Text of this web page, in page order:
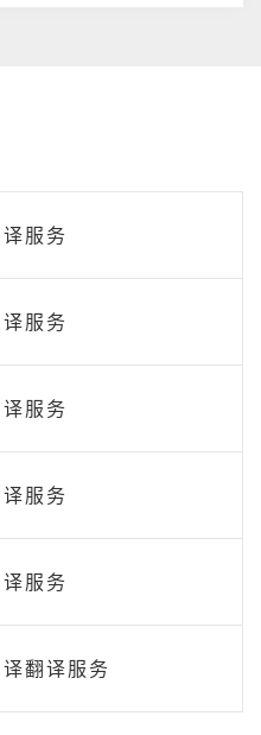
服务
服务
服务
服务
服务
翻译服务